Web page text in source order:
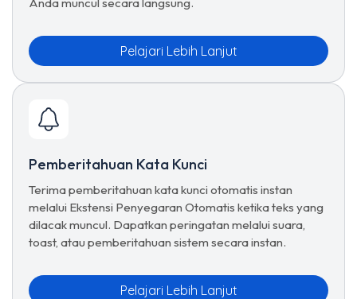
Pelajari Lebih Lanjut
Pemberitahuan Kata Kunci
Terima pemberitahuan kata kunci otomatis instan
melalui Ekstensi Penyegaran Otomatis ketika teks yang
dilacak muncul. Dapatkan peringatan melalui suara,
toast, atau pemberitahuan sistem secara instan.
Pelajari Lebih Lanjut